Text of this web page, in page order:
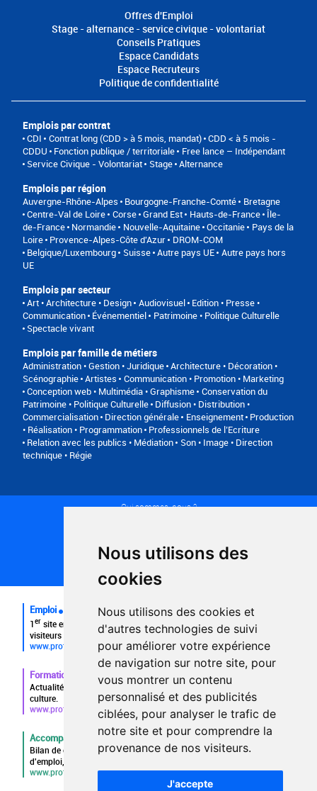
Nous utilisons des
cookies
Nous utilisons des cookies et
d'autres technologies de suivi
pour améliorer votre expérience
de navigation sur notre site, pour
vous montrer un contenu
personnalisé et des publicités
ciblées, pour analyser le trafic de
notre site et pour comprendre la
provenance de nos visiteurs.
J'accepte
Offres d'Emploi
Stage - alternance - service civique - volontariat
Conseils Pratiques
Espace Candidats
Espace Recruteurs
Politique de confidentialité
Emplois par contrat
CDI Contrat long (CDD > à 5 mois, mandat) CDD < à 5 mois -
CDDU
Fonction publique / territoriale
Free lance – Indépendant
Service Civique - Volontariat
Stage Alternance
Emplois par région
Auvergne-Rhône-Alpes Bourgogne-Franche-Comté
Bretagne
Centre-Val de Loire Corse Grand Est Hauts-de-France Île-
de-France Normandie Nouvelle-Aquitaine Occitanie
Pays de la
Loire Provence-Alpes-Côte d'Azur
DROM-COM
Belgique/Luxembourg
Suisse Autre pays UE Autre pays hors
UE
Emplois par secteur
Art • Architecture • Design Audiovisuel Edition • Presse •
Communication Événementiel
Patrimoine • Politique Culturelle
Spectacle vivant
Emplois par famille de métiers
Administration • Gestion • Juridique Architecture • Décoration •
Scénographie Artistes
Communication • Promotion • Marketing
Conception web • Multimédia • Graphisme Conservation du
Patrimoine • Politique Culturelle Diffusion • Distribution •
Commercialisation Direction générale Enseignement Production
• Réalisation • Programmation Professionnels de l’Ecriture
Relation avec les publics • Médiation
Son • Image • Direction
technique • Régie
Qui sommes-nous ?
Plan du site
FAQ recruteurs
FAQ
Emploi
1er site emploi du secteur culturel 784.000 visites et 230.000
visiteurs uniques par mois.
www.profilculture.com
Formation
Actualités, guide et annuaire des formations aux métiers de la
culture.
www.profilculture-formation.com
Accompagnement professionnel
Bilan de compétences, coaching, techniques de recherche
d'emploi, entretien conseil.
www.profilculture-competences.com